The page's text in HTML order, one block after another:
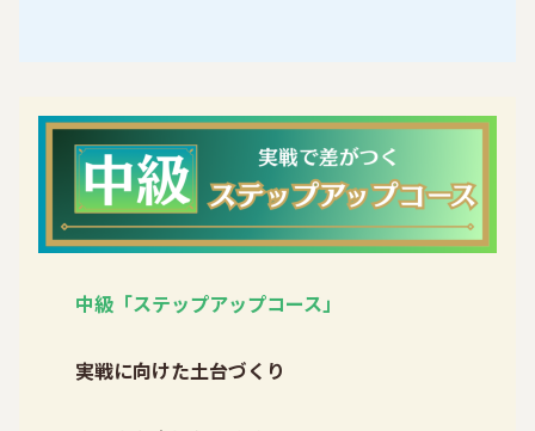
中級「ステップアップコース」
実戦に向けた土台づくり